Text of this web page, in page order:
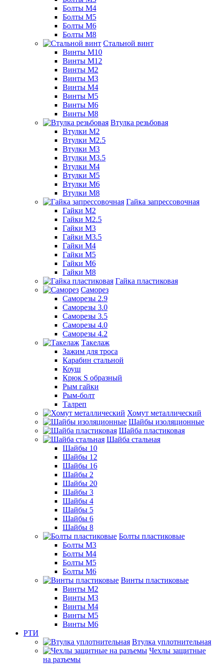
Болты М4
Болты М5
Болты М6
Болты М8
Стальной винт
Винты М10
Винты М12
Винты М2
Винты М3
Винты М4
Винты М5
Винты М6
Винты М8
Втулка резьбовая
Втулки М2
Втулки М2.5
Втулки М3
Втулки М3.5
Втулки М4
Втулки М5
Втулки М6
Втулки М8
Гайка запрессовочная
Гайки М2
Гайки М2.5
Гайки М3
Гайки М3.5
Гайки М4
Гайки М5
Гайки М6
Гайки М8
Гайка пластиковая
Саморез
Саморезы 2.9
Саморезы 3.0
Саморезы 3.5
Саморезы 4.0
Саморезы 4.2
Такелаж
Зажим для троса
Карабин стальной
Коуш
Крюк S образный
Рым гайки
Рым-болт
Талреп
Хомут металлический
Шайбы изоляционные
Шайба пластиковая
Шайба стальная
Шайбы 10
Шайбы 12
Шайбы 16
Шайбы 2
Шайбы 20
Шайбы 3
Шайбы 4
Шайбы 5
Шайбы 6
Шайбы 8
Болты пластиковые
Болты М3
Болты М4
Болты М5
Болты М6
Винты пластиковые
Винты М2
Винты М3
Винты М4
Винты М5
Винты М6
РТИ
Втулка уплотнительная
Чехлы защитные
на разъемы